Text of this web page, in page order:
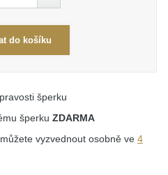
do košíku
šperku
šperku ZDARMA
vyzvednout osobně ve 4